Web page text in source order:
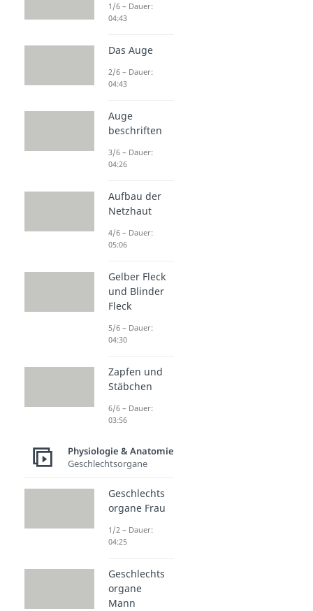
1/6 – Dauer:
04:43
Das Auge
2/6 – Dauer:
04:43
Auge
beschriften
3/6 – Dauer:
04:26
Aufbau der
Netzhaut
4/6 – Dauer:
05:06
Gelber Fleck
und Blinder
Fleck
5/6 – Dauer:
04:30
Zapfen und
Stäbchen
6/6 – Dauer:
03:56
Physiologie & Anatomie
Geschlechtsorgane
Geschlechts
organe Frau
1/2 – Dauer:
04:25
Geschlechts
organe
Mann